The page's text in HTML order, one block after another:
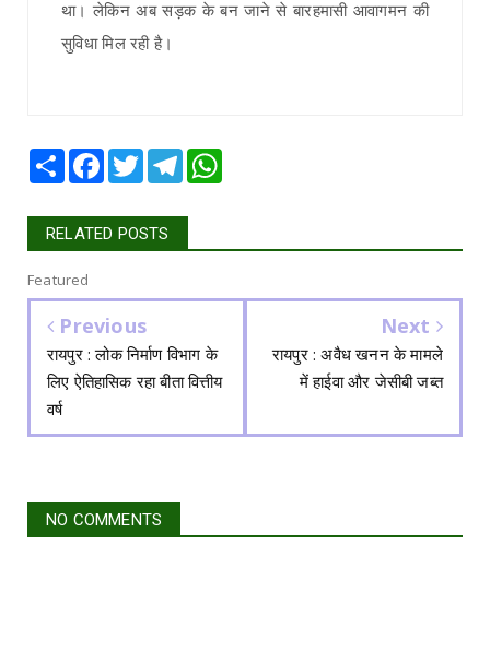
था। लेकिन अब सड़क के बन जाने से बारहमासी आवागमन की
सुविधा मिल रही है।
Share Facebook
TwitterTelegram
RELATED POSTS
Featured
Previous
रायपुर : लोक निर्माण विभाग के
लिए ऐतिहासिक रहा बीता वित्तीय
वर्ष
Next
रायपुर : अवैध खनन के मामले
में हाईवा और जेसीबी जब्त
NO COMMENTS